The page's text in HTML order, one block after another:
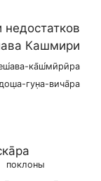
Кашмири
кеш́ава-ка̄ш́мӣрӣра
гун̣а-вича̄ра
поклоны